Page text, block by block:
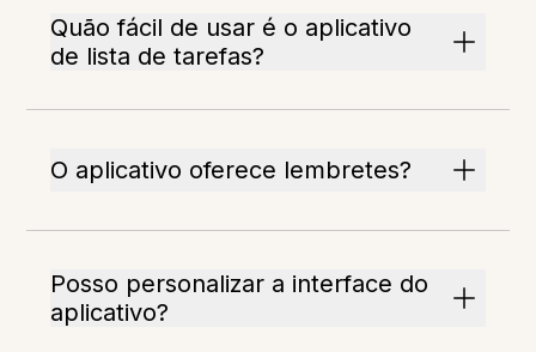
Quão fácil de usar é o aplicativo
de lista de tarefas?
O aplicativo oferece lembretes?
Posso personalizar a interface do
aplicativo?